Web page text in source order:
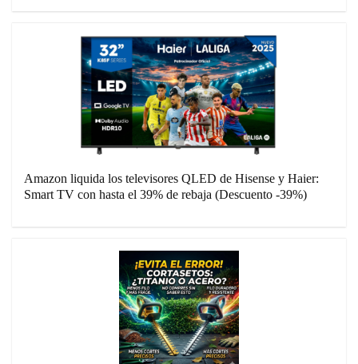
Amazon liquida los televisores QLED de Hisense y Haier:
Smart TV con hasta el 39% de rebaja (Descuento -39%)